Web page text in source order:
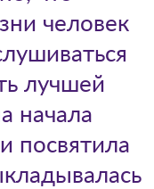
человек
лучшей
начала
посвятила